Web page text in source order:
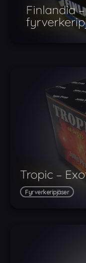
Finlandia
Tropic –
Fyrverkeripjäser